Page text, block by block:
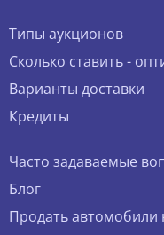
Типы аукционов
Сколько ставить -
Варианты доставки
Кредиты
Часто задаваемые
Блог
Продать автомобили